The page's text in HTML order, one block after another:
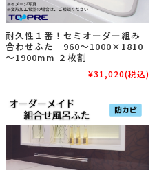
耐久性１番！セミオーダー組み
合わせふた 960～1000×1810
～1900mm ２枚割
¥31,020(税込)